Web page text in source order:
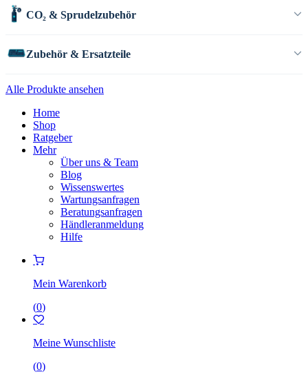
CO₂ & Sprudelzubehör
Zubehör & Ersatzteile
Alle Produkte ansehen
Home
Shop
Ratgeber
Mehr
Über uns & Team
Blog
Wissenswertes
Wartungsanfragen
Beratungsanfragen
Händleranmeldung
Hilfe
Mein Warenkorb
(0)
Meine Wunschliste
(0)